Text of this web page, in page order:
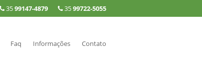
3599722-5055
3599147-4879
Faq Informações Contato